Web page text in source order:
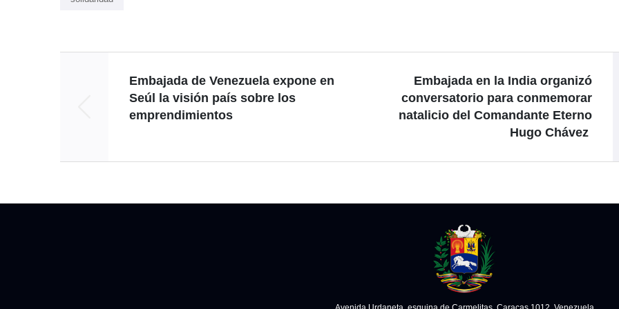
Embajada de Venezuela expone en
Seúl la visión país sobre los
emprendimientos
Embajada en la India organizó
conversatorio para conmemorar
natalicio del Comandante Eterno
Hugo Chávez